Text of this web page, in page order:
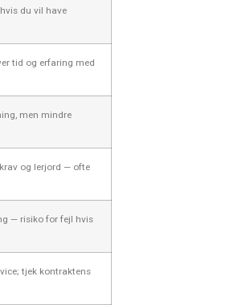
du vil have
tid og erfaring med
men mindre
og lerjord — ofte
— risiko for fejl hvis
tjek kontraktens